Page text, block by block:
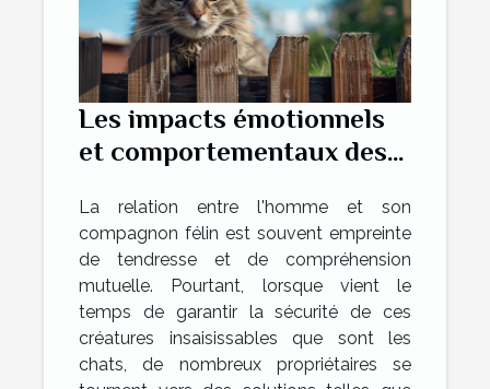
Les impacts émotionnels
et comportementaux des
chats
La relation entre l'homme et son
compagnon félin est souvent empreinte
de tendresse et de compréhension
mutuelle. Pourtant, lorsque vient le
temps de garantir la sécurité de ces
créatures insaisissables que sont les
chats, de nombreux propriétaires se